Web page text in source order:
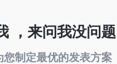
，来问我没问题
制定最优的发表方案